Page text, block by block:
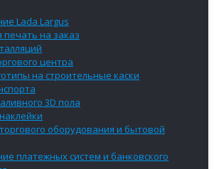
Lada Largus
на заказ
центра
на строительные каски
3D пола
оборудования и бытовой
платежных систем и банковского